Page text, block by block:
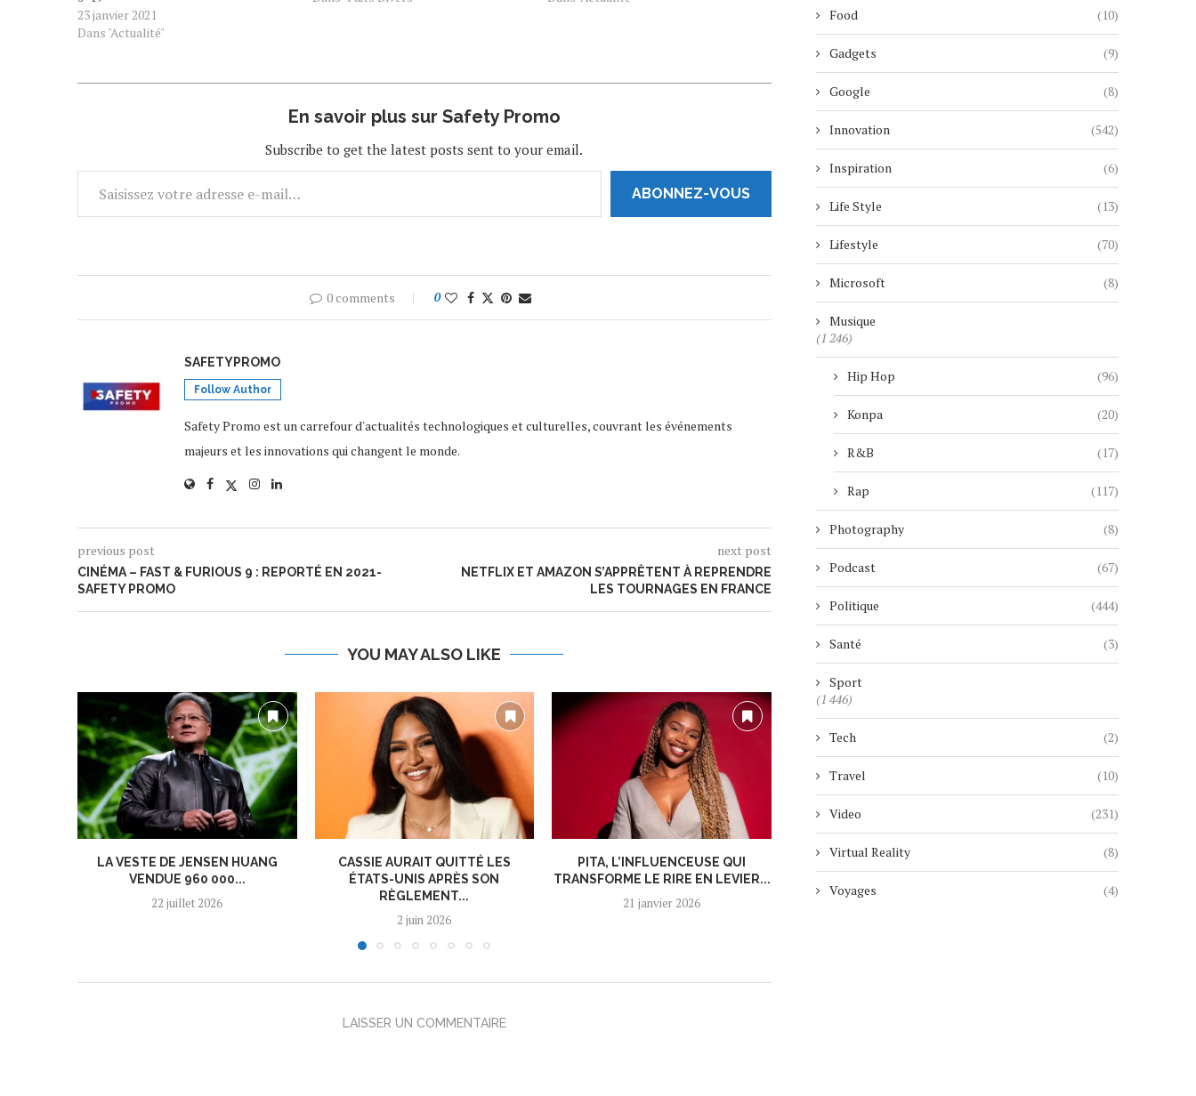
23 janvier 2021
Dans "Actualité"
En savoir plus sur Safety Promo
Subscribe to get the latest posts sent to your email.
ABONNEZ-VOUS
0 comments 0
SAFETYPROMO
Follow Author
Safety Promo est un carrefour d'actualités technologiques et culturelles, couvrant les événements
majeurs et les innovations qui changent le monde.
previous post
CINÉMA – FAST & FURIOUS 9 : REPORTÉ EN 2021-
SAFETY PROMO
next post
NETFLIX ET AMAZON S’APPRÊTENT À REPRENDRE
LES TOURNAGES EN FRANCE
YOU MAY ALSO LIKE
LA VESTE DE JENSEN HUANG
VENDUE 960 000...
22 juillet 2026
CASSIE AURAIT QUITTÉ LES
ÉTATS-UNIS APRÈS SON
RÈGLEMENT...
2 juin 2026
PITA, L’INFLUENCEUSE QUI
TRANSFORME LE RIRE EN LEVIER...
21 janvier 2026
CIEL DUBAI MARINA : LE PLUS
UNE RETRAITÉE
29 novembre 2025
LAISSER UN COMMENTAIRE
Food (10)
Gadgets (9)
Google (8)
Innovation (542)
Inspiration (6)
Life Style (13)
Lifestyle (70)
Microsoft (8)
Musique
(1 246)
Hip Hop (96)
Konpa (20)
R&B (17)
Rap (117)
Photography (8)
Podcast (67)
Politique (444)
Santé (3)
Sport
(1 446)
Tech (2)
Travel (10)
Video (231)
Virtual Reality (8)
Voyages (4)